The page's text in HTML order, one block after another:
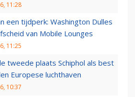
11:28
een tijdperk: Washington Dulles
van Mobile Lounges
11:25
tweede plaats Schiphol als best
Europese luchthaven
10:37